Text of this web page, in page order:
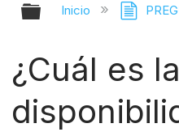
Expandir/
Inicio
¿Cuál es la